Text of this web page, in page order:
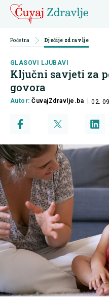
Početna Dječije zdravlje
GLASOVI LJUBAVI
Ključni savjeti za
govora
Autor:ČuvajZdravlje.ba 02.